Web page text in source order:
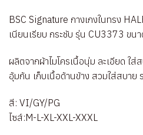
BSC Signature กางเกงในทรง
เนียนเรียบ กระชับ รุ่น CU3373 ขน
ผลิตจากผ้าไมโครเนื้อนุ่ม ละเอียด ใส่
อุ้มก้น เก็บเนื้อด้านข้าง สวมใส่สบาย
สี: VI/GY/PG
ไซส์:M-L-XL-XXL-XXXL